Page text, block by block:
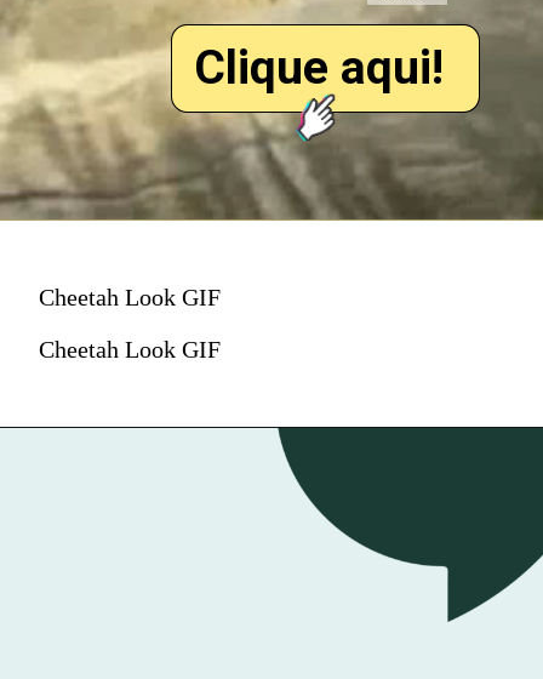
Clique aqui!
Cheetah Look GIF
Cheetah Look GIF